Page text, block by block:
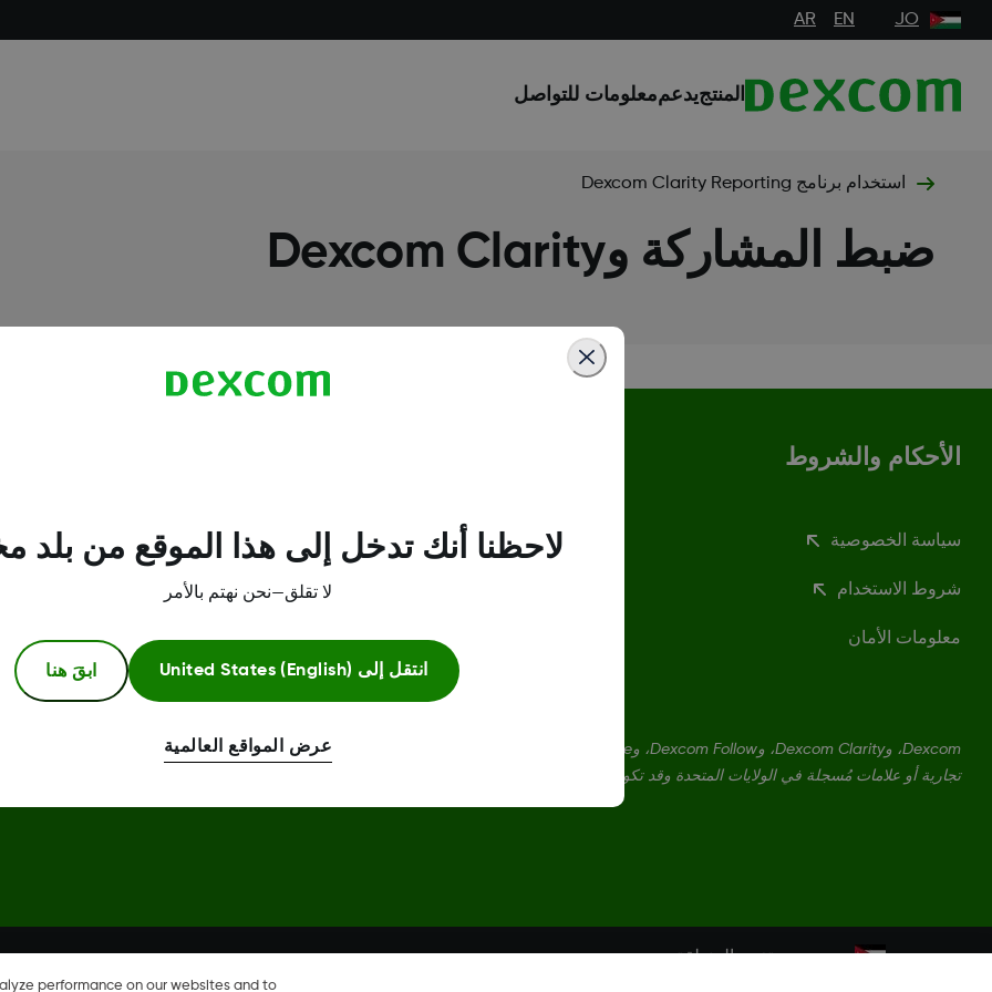
JO
EN
AR
المنتجيدعممعلومات للتواصل
استخدام برنامج Dexcom Clarity Reporting
ضبط المشاركة وDexcom Clarity
الأحكام والشروط
سياسة الخصوصية
شروط الاستخدام
معلومات الأمان
مركز الثقة
Dexcom، وDexcom Clarity، وDexcom Follow، وDexcom One، وDexcom Share، وShare هي علامات
تجارية أو علامات مُسجلة في الولايات المتحدة وقد تكون كذلك في بلدان أخرى.
تغيير المنطقة
performance on our websites and to
لاحظنا أنك تدخل إلى هذا الموقع من بلد
لا تقلق—نحن نهتم بالأمر
انتقل إلى United States (English) ابقَ هنا
عرض المواقع العالمية